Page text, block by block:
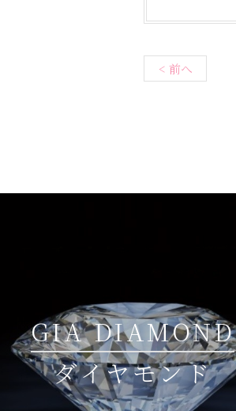
< 前へ
GIA DIAMOND
ダイヤモンド